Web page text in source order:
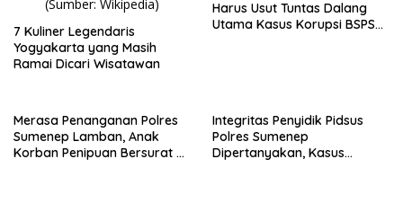
7 Kuliner Legendaris
Yogyakarta yang Masih
Ramai Dicari Wisatawan
Harus Usut Tuntas Dalang
Utama Kasus Korupsi BSPS
Merasa Penanganan Polres
Sumenep Lamban, Anak
Korban Penipuan Bersurat ke
Integritas Penyidik Pidsus
Polres Sumenep
Dipertanyakan, Kasus